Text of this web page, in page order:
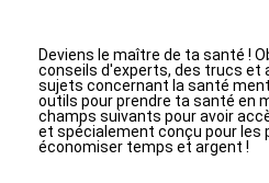
Deviens le maître de ta santé !
conseils d'experts, des trucs
sujets concernant la santé
outils pour prendre ta santé en
champs suivants pour avoir
et spécialement conçu pour les
économiser temps et argent !